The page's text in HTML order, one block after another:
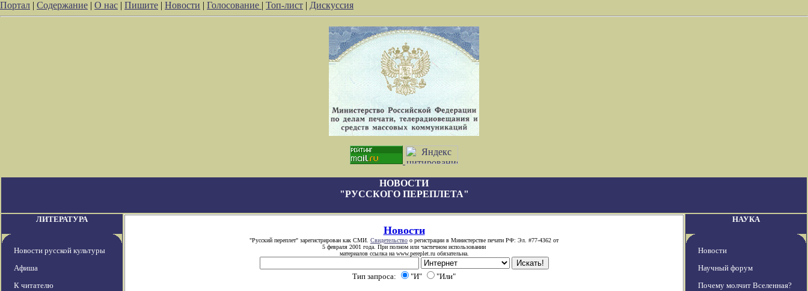
Портал | Содержание | О нас | Пишите | Новости | Голосование | Топ-лист | Дискуссия
НОВОСТИ
"РУССКОГО ПЕРЕПЛЕТА"
ЛИТЕРАТУРА
Новости русской культуры
Афиша
К читателю
Новости
"Русский переплет" зарегистрирован как СМИ. Свидетельство о регистрации в Министерстве печати РФ: Эл. #77-4362 от
5 февраля 2001 года. При полном или частичном использовании
материалов ссылка на www.pereplet.ru обязательна.
Тип запроса: "И" "Или"
НАУКА
Новости
Научный форум
Почему молчит Вселенная?